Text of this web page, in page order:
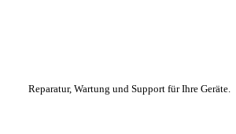
Reparatur, Wartung und Support für Ihre Geräte.